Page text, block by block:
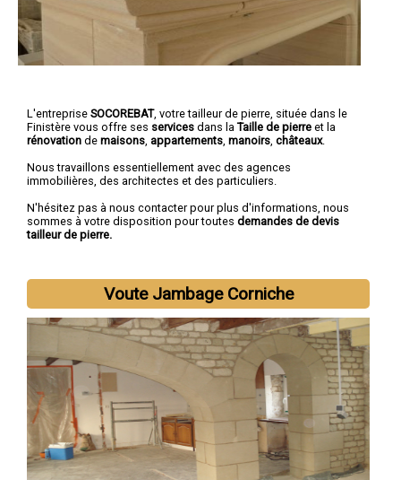
L'entreprise SOCOREBAT, votre tailleur de pierre , située dans le
Finistère vous offre ses services dans la Taille de pierre et la
rénovation de maisons appartements manoirs châteaux.
Nous travaillons essentiellement avec des agences
immobilières, des architectes et des particuliers.
N'hésitez pas à nous contacter pour plus d'informations, nous
sommes à votre disposition pour toutes demandes de devis
tailleur de pierre.
Voute Jambage Corniche